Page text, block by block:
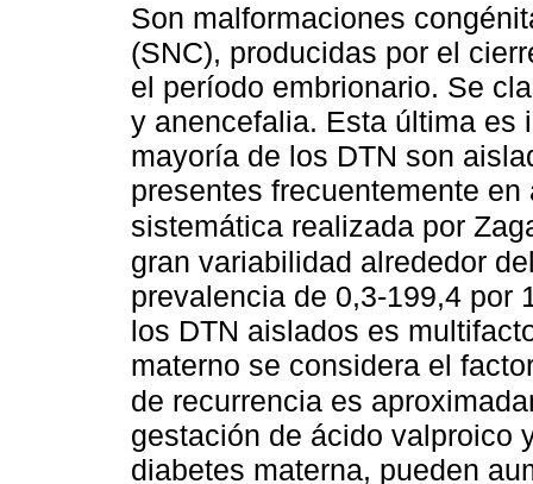
Son malformaciones
(SNC), producidas por el
el período embrionario. Se
y anencefalia. Esta última es
mayoría de los DTN son
presentes frecuentemente
sistemática realizada por
gran variabilidad alrededor
prevalencia de 0,3-199,4 por
los DTN aislados es
materno se considera el
de recurrencia es
gestación de ácido valproico
diabetes materna, pueden